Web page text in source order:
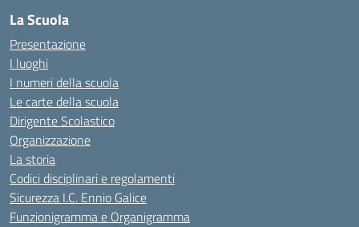
La Scuola
Presentazione
I luoghi
I numeri della scuola
Le carte della scuola
Dirigente Scolastico
Organizzazione
La storia
Codici disciplinari e regolamenti
Sicurezza I.C. Ennio Galice
Funzionigramma e Organigramma